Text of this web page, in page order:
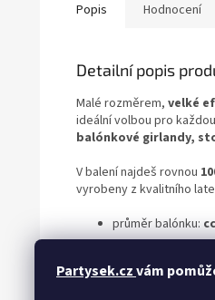
Partysek.czvám
Popis Hodnocení
Detailní popis
Malé rozměrem, velké
ideální volbou pro
balónkové girlandy,
V balení najdeš rovnou
vyrobeny z kvalitního
průměr balónku: